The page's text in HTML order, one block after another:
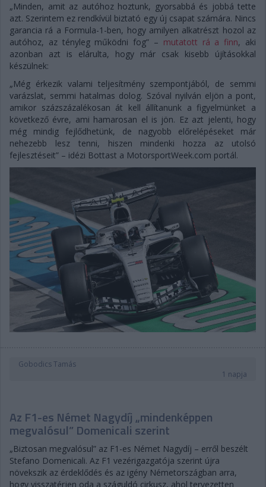
„Minden, amit az autóhoz hoztunk, gyorsabbá és jobbá tette
azt. Szerintem ez rendkívül biztató egy új csapat számára. Nincs
garancia rá a Formula-1-ben, hogy amilyen alkatrészt hozol az
autóhoz, az tényleg működni fog” – mutatott rá a finn, aki
azonban azt is elárulta, hogy már csak kisebb újításokkal
készülnek:
„Még érkezik valami teljesítmény szempontjából, de semmi
varázslat, semmi hatalmas dolog. Szóval nyilván eljön a pont,
amikor százszázalékosan át kell állítanunk a figyelmünket a
következő évre, ami hamarosan el is jön. Ez azt jelenti, hogy
még mindig fejlődhetünk, de nagyobb előrelépéseket már
nehezebb lesz tenni, hiszen mindenki hozza az utolsó
fejlesztéseit” – idézi Bottast a MotorsportWeek.com portál.
Gobodics Tamás
1 napja
Az F1-es Német Nagydíj „mindenképpen
megvalósul” Domenicali szerint
„Biztosan megvalósul” az F1-es Német Nagydíj – erről beszélt
Stefano Domenicali. Az F1 vezérigazgatója szerint újra
növekszik az érdeklődés és az igény Németországban arra,
hogy visszatérjen oda a száguldó cirkusz, ahol tervezetten